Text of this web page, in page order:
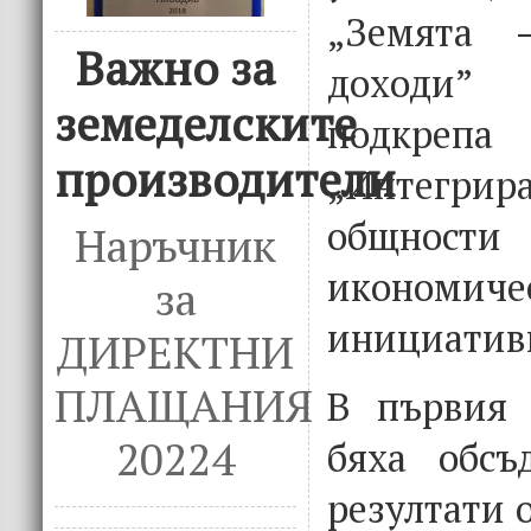
Важно за
земеделските
производители
Наръчник
за
ДИРЕКТНИ
ПЛАЩАНИЯ
20224
„Земята
доходи”
В първия
бяха
резултати